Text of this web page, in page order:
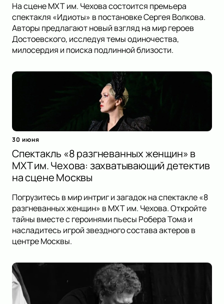
На сцене МХТ им. Чехова состоится премьера
спектакля «Идиоты» в постановке Сергея Волкова.
Авторы предлагают новый взгляд на мир героев
Достоевского, исследуя темы одиночества,
милосердия и поиска подлинной близости.
30 июня
Спектакль «8 разгневанных женщин» в
МХТ им. Чехова: захватывающий детектив
на сцене Москвы
Погрузитесь в мир интриг и загадок на спектакле «8
разгневанных женщин» в МХТ им. Чехова. Откройте
тайны вместе с героинями пьесы Робера Тома и
насладитесь игрой звездного состава актеров в
центре Москвы.